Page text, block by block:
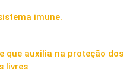
imune.
que auxilia na proteção dos
livres